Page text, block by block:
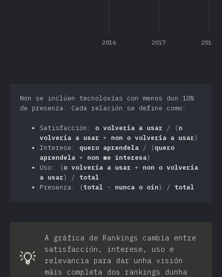
2016 2017 2018
Non se inclúen tecnoloxías con menos dun 10%
de presenza. Cada relación se define como:
Satisfacción: o volvería a usar / (o
volvería a usar + non o volvería a usar)
Interese: quero aprendela / (quero
aprendela + non me interesa)
Uso: (o volvería a usar + non o volvería
a usar) / total
Presenza: (total - nunca o oín) / total
💡
A gráfica de Rankings cambia entre
satisfacción, interese, uso e
relevancia para dar unha visión
máis completa dos rankings dunha